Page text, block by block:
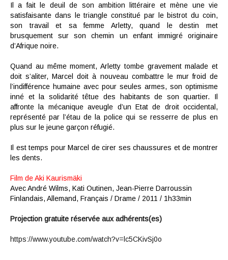
Il a fait le deuil de son ambition littéraire et mène une vie
satisfaisante dans le triangle constitué par le bistrot du coin,
son travail et sa femme Arletty, quand le destin met
brusquement sur son chemin un enfant immigré originaire
d’Afrique noire.
Quand au même moment, Arletty tombe gravement malade et
doit s’aliter, Marcel doit à nouveau combattre le mur froid de
l’indifférence humaine avec pour seules armes, son optimisme
inné et la solidarité têtue des habitants de son quartier. Il
affronte la mécanique aveugle d’un Etat de droit occidental,
représenté par l’étau de la police qui se resserre de plus en
plus sur le jeune garçon réfugié.
Il est temps pour Marcel de cirer ses chaussures et de montrer
les dents.
Film deAki Kaurismäki
AvecAndré Wilms, Kati Outinen, Jean-Pierre Darroussin
Finlandais, Allemand, Français / Drame / 2011 / 1h33min
Projection gratuite réservée aux adhérents(es)
https://www.youtube.com/watch?v=lc5CKivSj0o